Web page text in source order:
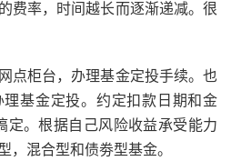
费率，时间越长而逐渐递减。很
点柜台，办理基金定投手续。也
基金定投。约定扣款日期和金
定。根据自己风险收益承受能力
，混合型和债劵型基金。